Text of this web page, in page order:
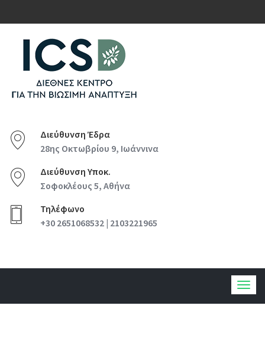
Διεύθυνση Έδρα
28ης Οκτωβρίου 9, Ιωάννινα
Διεύθυνση Υποκ.
Σοφοκλέους 5, Αθήνα
Τηλέφωνο
+30 2651068532 | 2103221965